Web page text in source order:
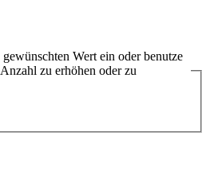
Wert ein oder benutze
zu erhöhen oder zu